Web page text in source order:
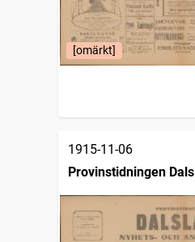
[omärkt]
1915-11-06
Provinstidningen